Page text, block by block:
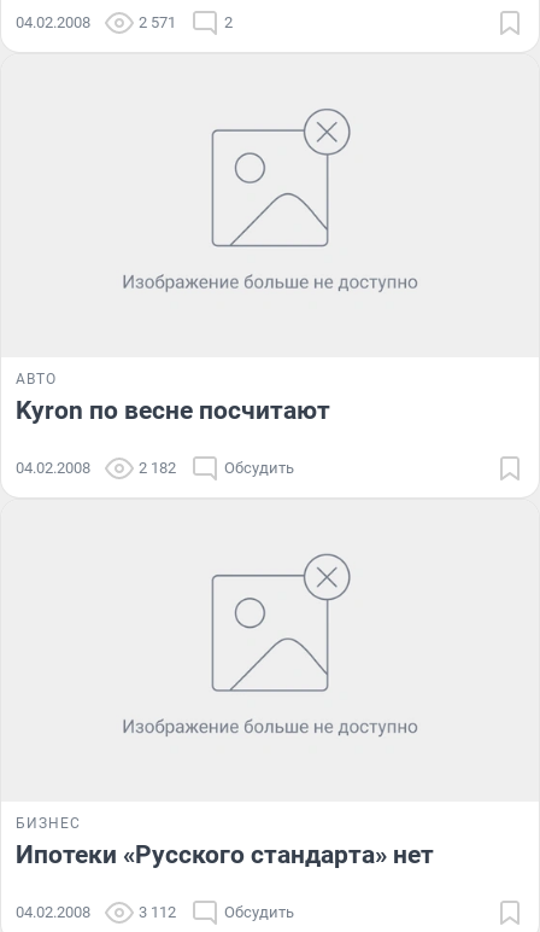
04.02.2008 2 571 2
АВТО
Kyron по весне посчитают
04.02.2008 2 182 Обсудить
БИЗНЕС
Ипотеки «Русского стандарта» нет
04.02.2008 3 112 Обсудить